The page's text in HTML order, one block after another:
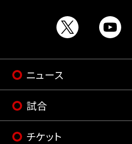
ニュース
試合
チケット